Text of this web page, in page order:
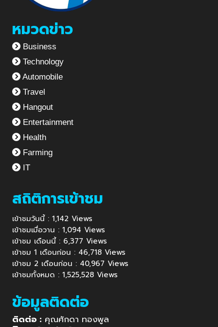
หมวดข่าว
Business
Technology
Automobile
Travel
Hangout
Entertainment
Health
Farming
IT
สถิติการเข้าชม
เข้าชมวันนี้ : 1,142 Views
เข้าชมเมื่อวาน : 1,094 Views
เข้าชม เดือนนี้ : 6,377 Views
เข้าชม 1 เดือนก่อน : 46,718 Views
เข้าชม 2 เดือนก่อน : 40,967 Views
เข้าชมทั้งหมด : 1,525,528 Views
ข้อมูลติดต่อ
ติดต่อ : คุณศักดา ทองพูล